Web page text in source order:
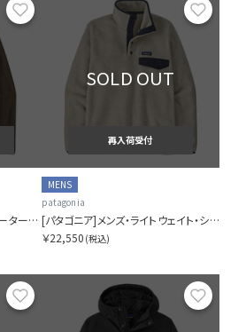
お気に入り
[パタゴニア]メンズ・ベター・セーター・ジャケット
SOLD OUT
再入荷受付
MENS
patagonia
[パタゴニア]メンズ・ライトウェイト・シンチラ・スナップT・プルオーバー
￥22,550 (税込)
お気に入り